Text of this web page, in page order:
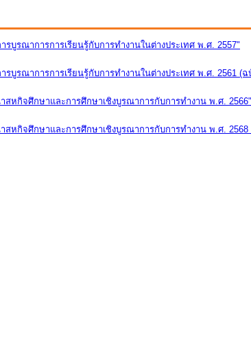
บูรณาการการเรียนรู้กับการทำงานในต่างประเทศ พ.ศ. 2557"
บูรณาการการเรียนรู้กับการทำงานในต่างประเทศ พ.ศ. 2561 (ฉ
หกิจศึกษาและการศึกษาเชิงบูรณาการกับการทำงาน พ.ศ. 2566"
สหกิจศึกษาและการศึกษาเชิงบูรณาการกับการทำงาน พ.ศ. 2568